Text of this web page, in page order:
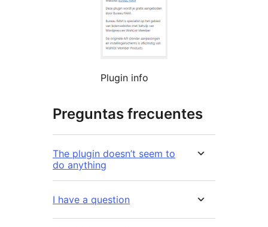
Plugin info
Preguntas frecuentes
The plugin doesn’t seem to
do anything
I have a question